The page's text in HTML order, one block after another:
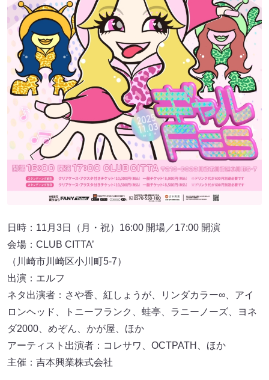
日時：11月3日（月・祝）16:00 開場／17:00 開演
会場：CLUB CITTA’
（川崎市川崎区小川町5-7）
出演：エルフ
ネタ出演者：さや香、紅しょうが、リンダカラー∞、アイ
ロンヘッド、トニーフランク、蛙亭、ラニーノーズ、ヨネ
ダ2000、めぞん、かが屋、ほか
アーティスト出演者：コレサワ、OCTPATH、ほか
主催：吉本興業株式会社